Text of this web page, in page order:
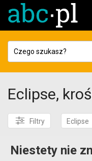
Eclipse,
Filtry Eclipse
Niestety nie